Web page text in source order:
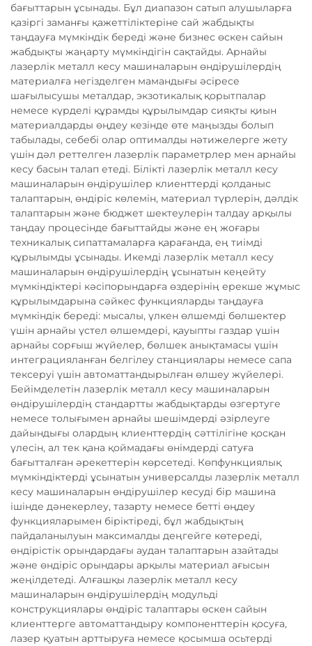
бағыттарын ұсынады. Бұл диапазон сатып алушыларға
қазіргі заманғы қажеттіліктеріне сай жабдықты
таңдауға мүмкіндік береді және бизнес өскен сайын
жабдықты жаңарту мүмкіндігін сақтайды. Арнайы
лазерлік металл кесу машиналарын өндірушілердің
материалға негізделген мамандығы әсіресе
шағылысушы металдар, экзотикалық қорытпалар
немесе күрделі құрамды құрылымдар сияқты қиын
материалдарды өңдеу кезінде өте маңызды болып
табылады, себебі олар оптималды нәтижелерге жету
үшін дәл реттелген лазерлік параметрлер мен арнайы
кесу басын талап етеді. Білікті лазерлік металл кесу
машиналарын өндірушілер клиенттерді қолданыс
талаптарын, өндіріс көлемін, материал түрлерін, дәлдік
талаптарын және бюджет шектеулерін талдау арқылы
таңдау процесінде бағыттайды және ең жоғары
техникалық сипаттамаларға қарағанда, ең тиімді
құрылымды ұсынады. Икемді лазерлік металл кесу
машиналарын өндірушілердің ұсынатын кеңейту
мүмкіндіктері кәсіпорындарға өздерінің ерекше жұмыс
құрылымдарына сәйкес функцияларды таңдауға
мүмкіндік береді: мысалы, үлкен өлшемді бөлшектер
үшін арнайы үстел өлшемдері, қауыпты газдар үшін
арнайы сорғыш жүйелер, бөлшек анықтамасы үшін
интеграцияланған белгілеу станциялары немесе сапа
тексеруі үшін автоматтандырылған өлшеу жүйелері.
Бейімделетін лазерлік металл кесу машиналарын
өндірушілердің стандартты жабдықтарды өзгертуге
немесе толығымен арнайы шешімдерді әзірлеуге
дайындығы олардың клиенттердің сәттілігіне қосқан
үлесін, ал тек қана қоймадағы өнімдерді сатуға
бағытталған әрекеттерін көрсетеді. Көпфункциялық
мүмкіндіктерді ұсынатын универсалды лазерлік металл
кесу машиналарын өндірушілер кесуді бір машина
ішінде дәнекерлеу, тазарту немесе бетті өңдеу
функцияларымен біріктіреді, бұл жабдықтың
пайдаланылуын максималды деңгейге көтереді,
өндірістік орындардағы аудан талаптарын азайтады
және өндіріс орындары арқылы материал ағысын
жеңілдетеді. Алғашқы лазерлік металл кесу
машиналарын өндірушілердің модульді
конструкциялары өндіріс талаптары өскен сайын
клиенттерге автоматтандыру компоненттерін қосуға,
лазер қуатын арттыруға немесе қосымша осьтерді